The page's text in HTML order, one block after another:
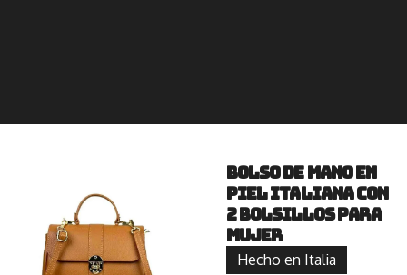
Bolso de Mano en
Piel Italiana con
2 Bolsillos para
Mujer
Hecho en Italia